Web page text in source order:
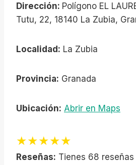
Dirección: Polígono EL
Tutu, 22, 18140 La Zubia,
Localidad: La Zubia
Provincia: Granada
Ubicación: Abrir en Maps
★★★★★
Reseñas: Tienes 68